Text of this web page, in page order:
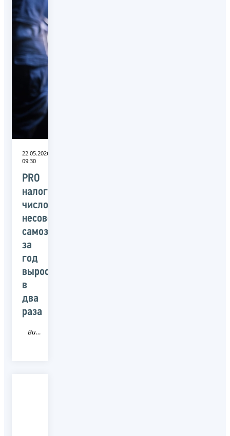
22.05.2026
09:30
PRO
налоги:
число
несовершеннолетних
самозанятых
за
год
выросло
в
два
раза
Видео